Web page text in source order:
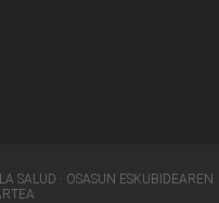
SALUD · OSASUN ESKUBIDEAREN